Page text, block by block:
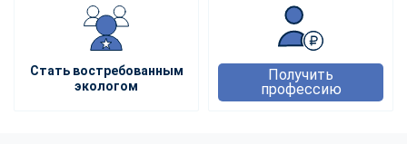
Стать востребованным
экологом
Получить
профессию